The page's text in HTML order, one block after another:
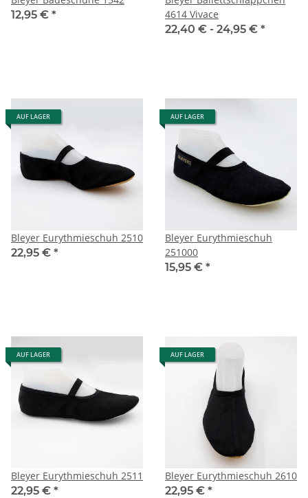
12,95 € *
4614 Vivace
22,40 € - 24,95 € *
AUF LAGER
Bleyer Eurythmieschuh 2510
22,95 € *
AUF LAGER
Bleyer Eurythmieschuh
251000
15,95 € *
AUF LAGER
Bleyer Eurythmieschuh 2511
22,95 € *
AUF LAGER
Bleyer Eurythmieschuh 2610
22,95 € *